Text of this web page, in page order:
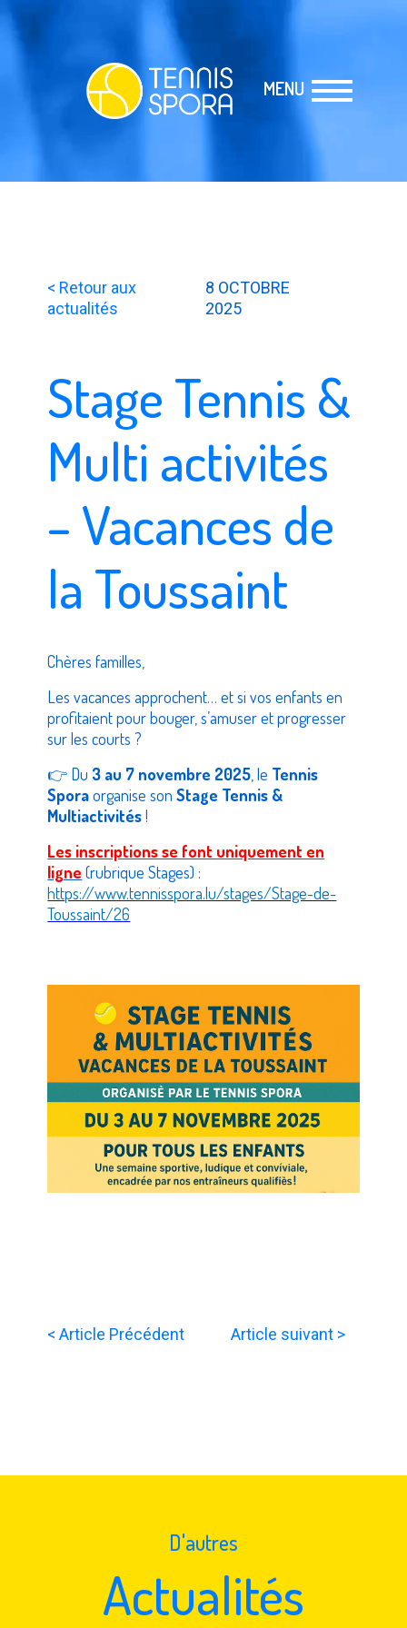
MENU
< Retour aux
actualités
8 OCTOBRE
2025
Stage Tennis &
Multi activités
– Vacances de
la Toussaint
Chères familles,
Les vacances approchent… et si vos enfants en
profitaient pour bouger, s’amuser et progresser
sur les courts ?
👉 Du 3 au 7 novembre 2025 , le Tennis
Sporaorganise sonStage Tennis &
Multiactivités!
Les inscriptions se font uniquement en
ligne (rubriqueStages) :
https://www.tennisspora.lu/stages/Stage-de-
Toussaint/26
< Article Précédent Article suivant >
D'autres
Actualités